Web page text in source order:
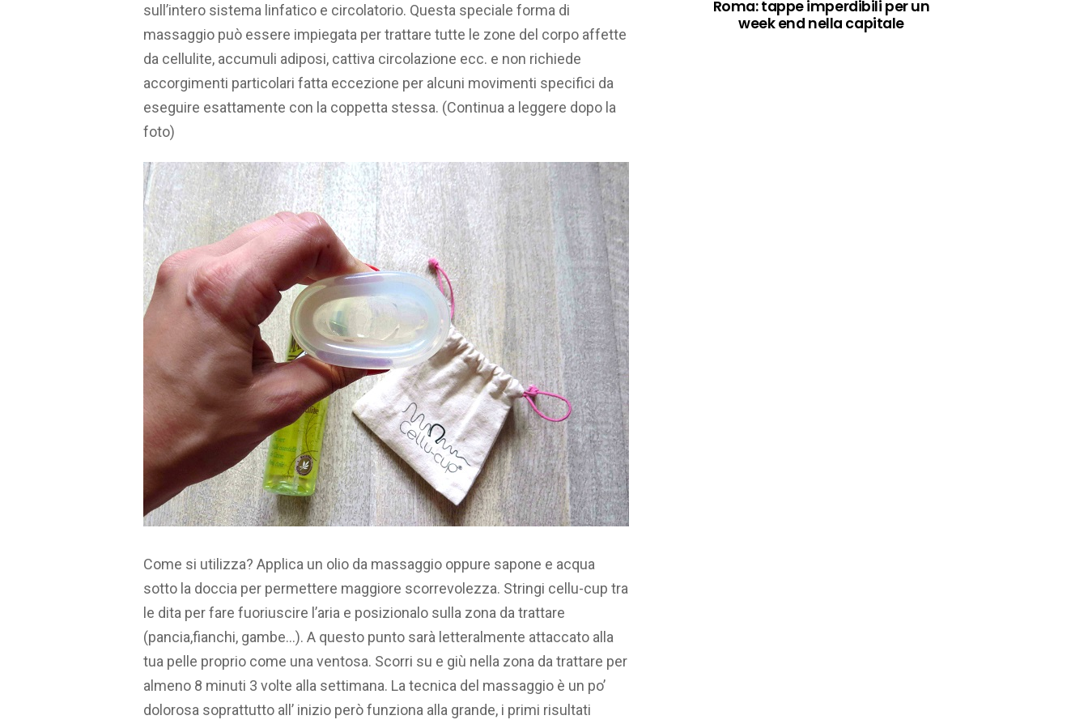
sull’intero sistema linfatico e circolatorio. Questa speciale forma di
massaggio può essere impiegata per trattare tutte le zone del corpo affette
da cellulite, accumuli adiposi, cattiva circolazione ecc. e non richiede
accorgimenti particolari fatta eccezione per alcuni movimenti specifici da
eseguire esattamente con la coppetta stessa. (Continua a leggere dopo la
foto)
Come si utilizza? Applica un olio da massaggio oppure sapone e acqua
sotto la doccia per permettere maggiore scorrevolezza. Stringi cellu-cup tra
le dita per fare fuoriuscire l’aria e posizionalo sulla zona da trattare
(pancia,fianchi, gambe…). A questo punto sarà letteralmente attaccato alla
tua pelle proprio come una ventosa. Scorri su e giù nella zona da trattare per
almeno 8 minuti 3 volte alla settimana. La tecnica del massaggio è un po’
dolorosa soprattutto all’ inizio però funziona alla grande, i primi risultati
Roma: tappe imperdibili per un
week end nella capitale